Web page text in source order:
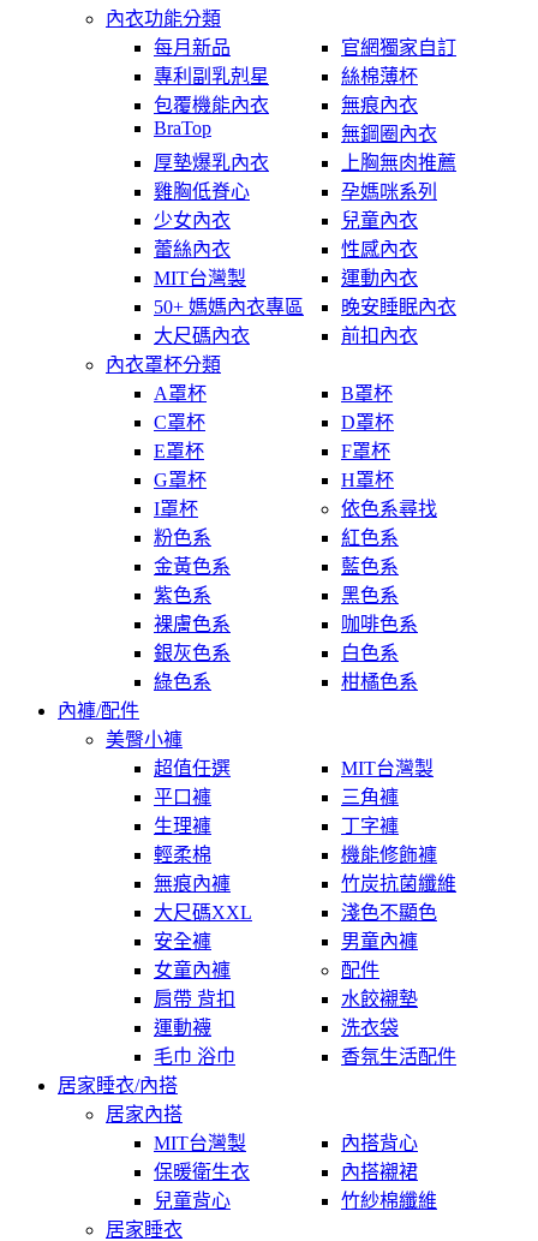
內衣功能分類
每月新品
官網獨家自訂
專利副乳剋星
絲棉薄杯
包覆機能內衣
無痕內衣
BraTop
無鋼圈內衣
厚墊爆乳內衣
上胸無肉推薦
雞胸低脊心
孕媽咪系列
少女內衣
兒童內衣
蕾絲內衣
性感內衣
MIT台灣製
運動內衣
50+ 媽媽內衣專區
晚安睡眠內衣
大尺碼內衣
前扣內衣
內衣罩杯分類
A罩杯
B罩杯
C罩杯
D罩杯
E罩杯
F罩杯
G罩杯
H罩杯
I罩杯
依色系尋找
粉色系
紅色系
金黃色系
藍色系
紫色系
黑色系
裸膚色系
咖啡色系
銀灰色系
白色系
綠色系
柑橘色系
內褲/配件
美臀小褲
超值任選
MIT台灣製
平口褲
三角褲
生理褲
丁字褲
輕柔棉
機能修飾褲
無痕內褲
竹炭抗菌纖維
大尺碼XXL
淺色不顯色
安全褲
男童內褲
女童內褲
配件
肩帶 背扣
水餃襯墊
運動襪
洗衣袋
毛巾 浴巾
香氛生活配件
居家睡衣/內搭
居家內搭
MIT台灣製
內搭背心
保暖衛生衣
內搭襯裙
兒童背心
竹紗棉纖維
居家睡衣